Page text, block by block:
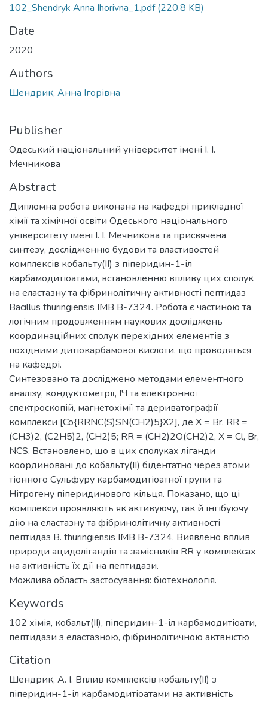
102_Shendryk Anna Ihorivna_1.pdf(220.8 KB)
Date
2020
Authors
Шендрик, Анна Ігорівна
Publisher
Одеський національний університет імені І. І.
Мечникова
Abstract
Дипломна робота виконана на кафедрі прикладної
хімії та хімічної освіти Одеського національного
університету імені І. І. Мечникова та присвячена
синтезу, дослідженню будови та властивостей
комплексів кобальту(II) з піперидин-1-іл
карбамодитіоатами, встановленню впливу цих сполук
на еластазну та фібринолітичну активності пептидаз
Bacillus thuringiensis ІМВ В-7324. Робота є частиною та
логічним продовженням наукових досліджень
координаційних сполук перехідних елементів з
похідними дитіокарбамової кислоти, що проводяться
на кафедрі.
Синтезовано та досліджено методами елементного
аналізу, кондуктометрії, ІЧ та електронної
спектроскопій, магнетохімії та дериватографії
комплекси [Co{RRNC(S)SN(CH2)5}X2], де X = Br, RR =
(CH3)2, (C2H5)2, (CH2)5; RR = (CH2)2O(CH2)2, X = Cl, Br,
NCS. Встановлено, що в цих сполуках ліганди
координовані до кобальту(ІІ) бідентатно через атоми
тіонного Сульфуру карбамодитіоатної групи та
Нітрогену піперидинового кільця. Показано, що ці
комплекси проявляють як активуючу, так й інгібуючу
дію на еластазну та фібринолітичну активності
пептидаз B. thuringiensis ІМВ B-7324. Виявлено вплив
природи ацидолігандів та замісників RR у комплексах
на активність їх дії на пептидази.
Можлива область застосування: біотехнологія.
Keywords
102 хімія, кобальт(ІІ), піперидин-1-іл карбамодитіоати,
пептидази з еластазною, фібринолітичною актвністю
Citation
Шендрик, А. І. Вплив комплексів кобальту(II) з
піперидин-1-іл карбамодитіоатами на активність